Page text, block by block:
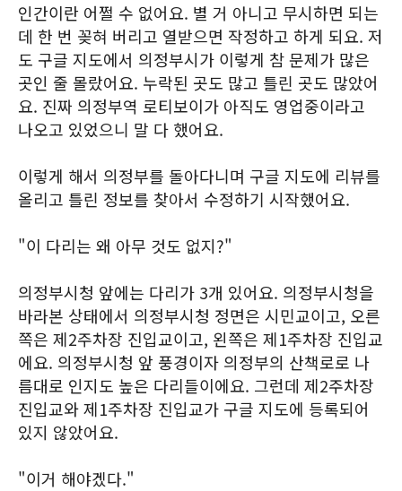
인간이란 어쩔 수 없어요. 별 거 아니고 무시하면 되는
데 한 번 꽂혀 버리고 열받으면 작정하고 하게 되요. 저
도 구글 지도에서 의정부시가 이렇게 참 문제가 많은
곳인 줄 몰랐어요. 누락된 곳도 많고 틀린 곳도 많았어
요. 진짜 의정부역 로티보이가 아직도 영업중이라고
나오고 있었으니 말 다 했어요.
이렇게 해서 의정부를 돌아다니며 구글 지도에 리뷰를
올리고 틀린 정보를 찾아서 수정하기 시작했어요.
"이 다리는 왜 아무 것도 없지?"
의정부시청 앞에는 다리가 3개 있어요. 의정부시청을
바라본 상태에서 의정부시청 정면은 시민교이고, 오른
쪽은 제2주차장 진입교이고, 왼쪽은 제1주차장 진입교
에요. 의정부시청 앞 풍경이자 의정부의 산책로로 나
름대로 인지도 높은 다리들이에요. 그런데 제2주차장
진입교와 제1주차장 진입교가 구글 지도에 등록되어
있지 않았어요.
"이거 해야겠다."